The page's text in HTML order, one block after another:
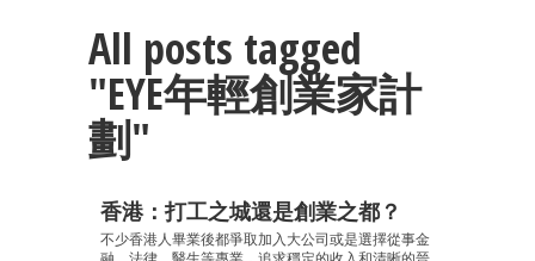
All posts tagged
"EYE年輕創業家計
劃"
香港：打工之城還是創業之都？
不少香港人畢業後都爭取加入大公司或是選擇從事金